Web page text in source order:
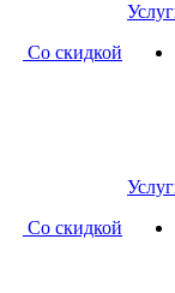
Со скидкой
Со скидкой